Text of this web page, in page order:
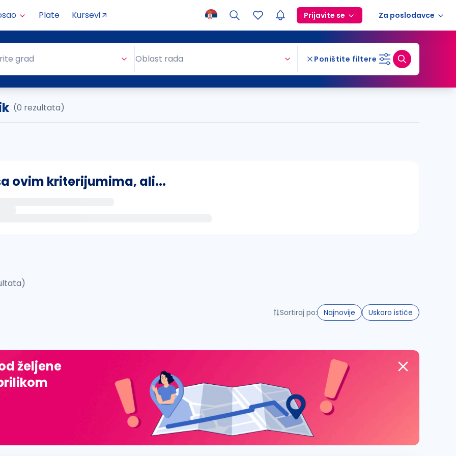
Plate Kursevi Prijavite se Za poslodavce
grad Oblast rada Poništite filtere
(0 rezultata)
ovim kriterijumima, ali...
đ, ž, dž)
Sortiraj po: Najnovije Uskoro ističe
željene